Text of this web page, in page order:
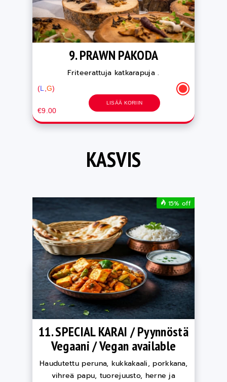
9. PRAWN PAKODA
Friteerattuja katkarapuja .
(L G)
€9.00
LISÄÄ KORIIN
KASVIS
15% off
11. SPECIAL KARAI / Pyynnöstä
Vegaani / Vegan available
Haudutettu peruna, kukkakaali, porkkana,
vihreä papu, tuorejuusto, herne ja